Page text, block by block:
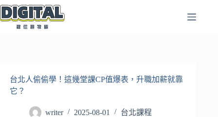
跳
至
台北人偷偷學！這幾堂課CP值爆表，升職加薪就靠
它？
writer 2025-08-01 台北課程